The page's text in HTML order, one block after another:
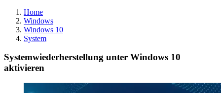
Home
Windows
Windows 10
System
Systemwiederherstellung unter Windows 10
aktivieren